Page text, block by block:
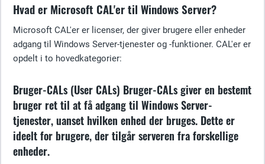
Hvad er Microsoft CAL'er til Windows Server?
Microsoft CAL'er er licenser, der giver brugere eller enheder
adgang til Windows Server-tjenester og -funktioner. CAL'er er
opdelt i to hovedkategorier:
Bruger-CALs (User CALs) Bruger-CALs giver en bestemt
bruger ret til at få adgang til Windows Server-
tjenester, uanset hvilken enhed der bruges. Dette er
ideelt for brugere, der tilgår serveren fra forskellige
enheder.